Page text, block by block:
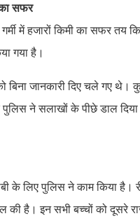
का सफर
में हजारों किमी का सफर
गया है।
बिना जानकारी दिए चले
ने सलाखों के पीछे डाल
के लिए पुलिस ने काम किया है।
है। इन सभी बच्चों को दूसरे